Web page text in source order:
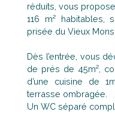
réduits, vous
116 m² habitables,
prisée du Vieux Mons.
Dès l’entrée, vous
de prés de 45m²,
d’une cuisine de
terrasse ombragée.
Un WC séparé